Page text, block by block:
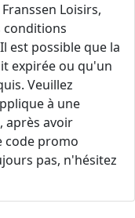
Loisirs,
conditions
est possible que la
expirée ou qu'un
Veuillez
à une
après avoir
code promo
pas, n'hésitez